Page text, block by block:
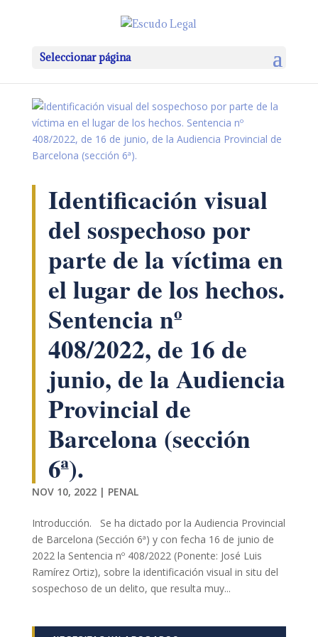
Seleccionar página
Identificación visual
del sospechoso por
parte de la víctima en
el lugar de los hechos.
Sentencia nº
408/2022, de 16 de
junio, de la Audiencia
Provincial de
Barcelona (sección
6ª).
NOV 10, 2022| PENAL
Introducción. Se ha dictado por la Audiencia Provincial
de Barcelona (Sección 6ª) y con fecha 16 de junio de
2022 la Sentencia nº 408/2022 (Ponente: José Luis
Ramírez Ortiz), sobre la identificación visual in situ del
sospechoso de un delito, que resulta muy...
Necesarias
cookies no
son
opcionales.
necesarias
para que
funcione la
Para que